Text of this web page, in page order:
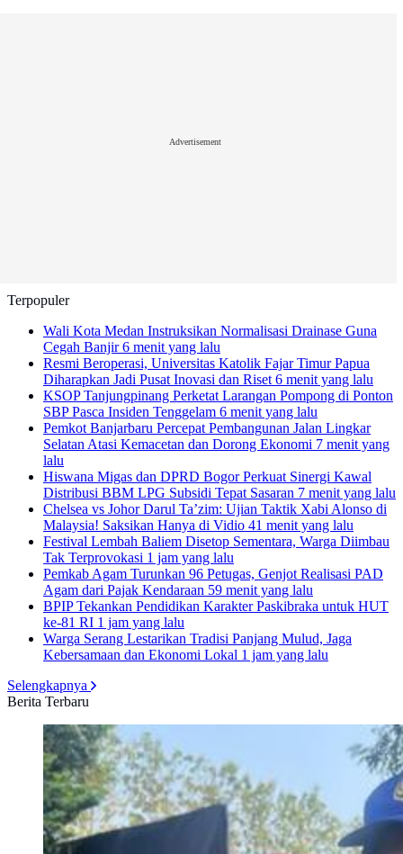
Advertisement
Terpopuler
Wali Kota Medan Instruksikan Normalisasi Drainase Guna
Cegah Banjir6 menit yang lalu
Resmi Beroperasi, Universitas Katolik Fajar Timur Papua
Diharapkan Jadi Pusat Inovasi dan Riset 6 menit yang lalu
KSOP Tanjungpinang Perketat Larangan Pompong di Ponton
SBP Pasca Insiden Tenggelam 6 menit yang lalu
Pemkot Banjarbaru Percepat Pembangunan Jalan Lingkar
Selatan Atasi Kemacetan dan Dorong Ekonomi 7 menit yang
lalu
Hiswana Migas dan DPRD Bogor Perkuat Sinergi Kawal
Distribusi BBM LPG Subsidi Tepat Sasaran 7 menit yang lalu
Chelsea vs Johor Darul Ta’zim: Ujian Taktik Xabi Alonso di
Malaysia! Saksikan Hanya di Vidio 41 menit yang lalu
Festival Lembah Baliem Disetop Sementara, Warga Diimbau
Tak Terprovokasi 1 jam yang lalu
Pemkab Agam Turunkan 96 Petugas, Genjot Realisasi PAD
Agam dari Pajak Kendaraan 59 menit yang lalu
BPIP Tekankan Pendidikan Karakter Paskibraka untuk HUT
ke-81 RI 1 jam yang lalu
Warga Serang Lestarikan Tradisi Panjang Mulud, Jaga
Kebersamaan dan Ekonomi Lokal 1 jam yang lalu
Selengkapnya
Berita Terbaru